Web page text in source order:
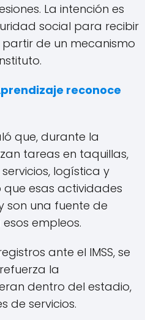
La intención es
social para recibir
de un mecanismo
reconoce
que, durante la
tareas en taquillas,
logística y
que esas actividades
son una fuente de
empleos.
ante el IMSS, se
la
dentro del estadio,
de servicios.